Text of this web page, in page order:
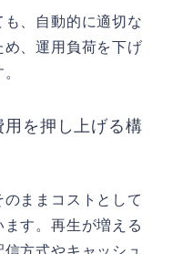
も、自動的に適切な
、運用負荷を下げ
用を押し上げる構
ままコストとして
す。再生が増える